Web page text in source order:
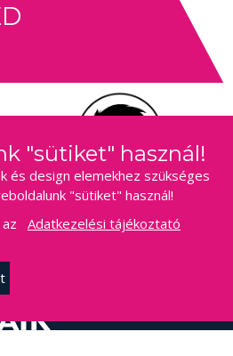
"sütiket" használ!
és design elemekhez szükséges
"sütiket" használ!
az Adatkezelési tájékoztató